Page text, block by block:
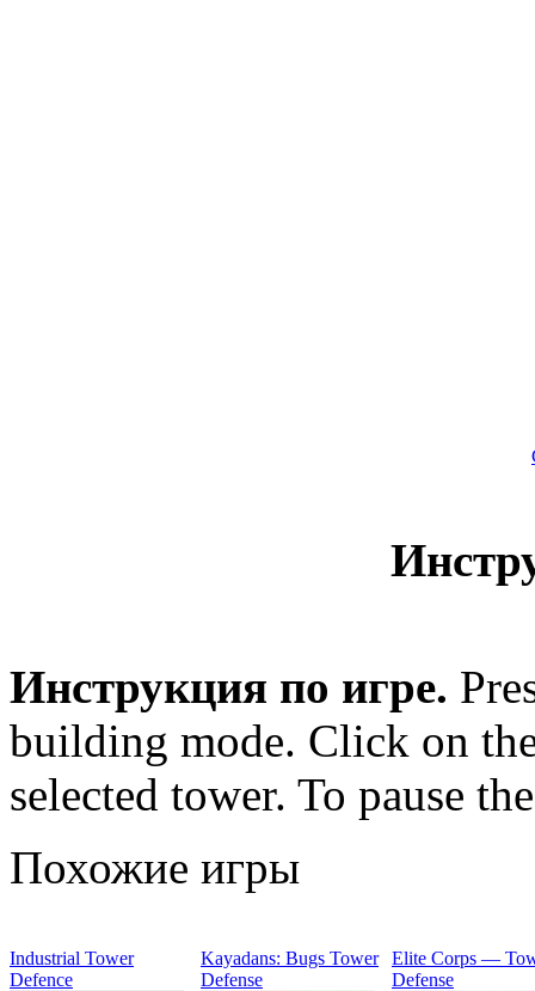
Инструкция по игре.
building mode. Click on
selected tower. To pause
Похожие игры
Industrial Tower
Defence
Kayadans: Bugs Tower
Defense
Elite Corps —
Defense